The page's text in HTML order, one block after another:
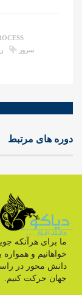
سرور
دوره های مرتبط
ما برای هرآنکه
خواهانیم و همواره
دانش محور در
جهان حرکت کنیم.